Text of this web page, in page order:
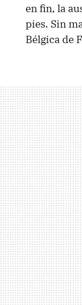
en fin, la
pies. Sin
Bélgica de